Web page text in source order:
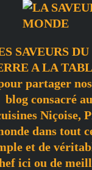
SAVEURS
A LA
partager
blog consacré
Niçoise,
dans tout
et de
ici ou de